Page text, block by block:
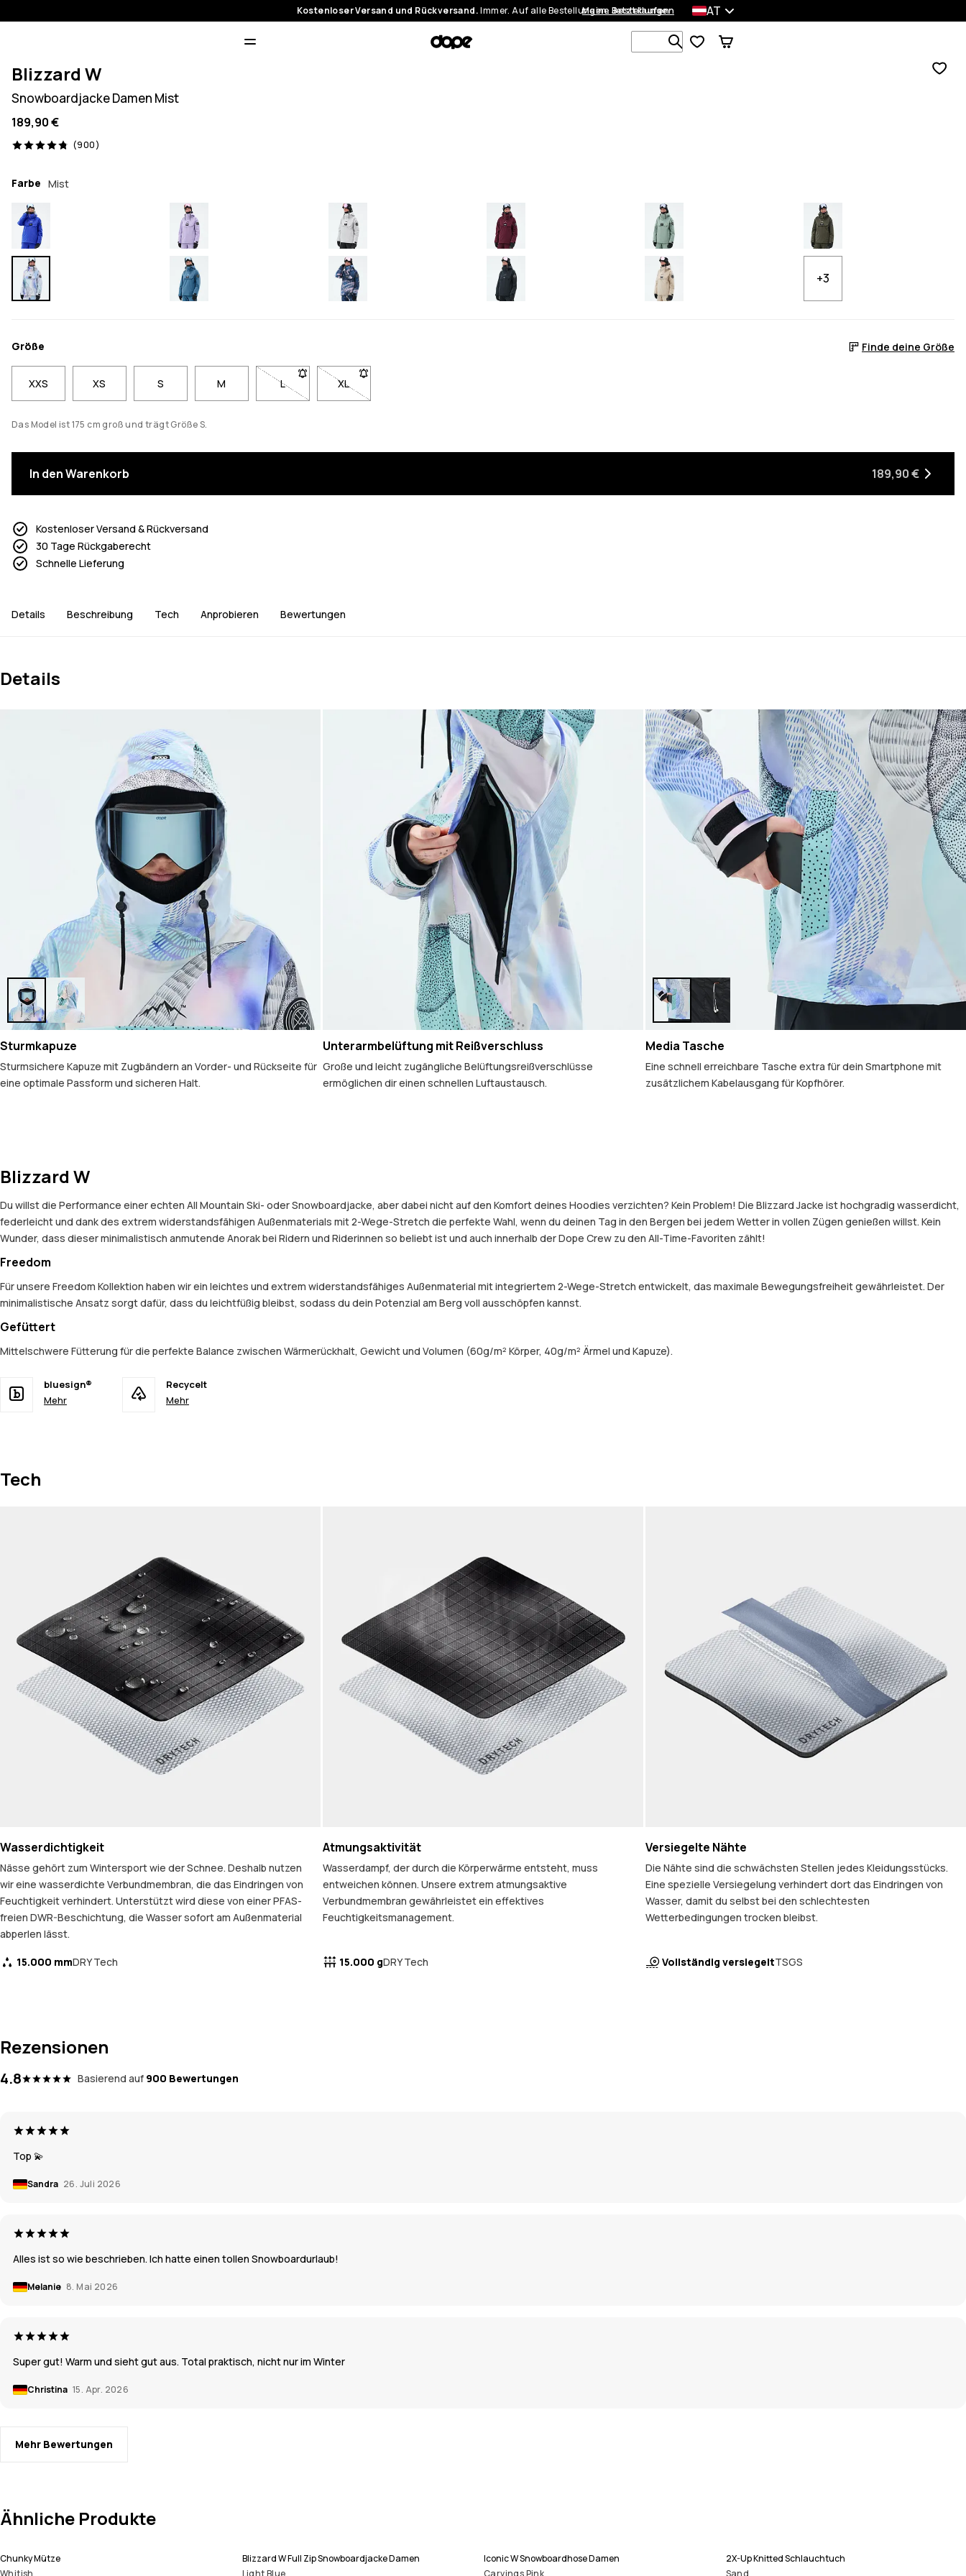
Kostenloser Versand und Rückversand.Immer. Auf alle Bestellungen. Jetzt kaufen
Meine Bestellungen AT
Durchsuche 1 000+ Produkte
Blizzard W
Snowboardjacke Damen Mist
189,90 €
(900)
900 Reviews, 4.8/5
Farbe Mist
+3
Größe Finde deine Größe
XXS XS S M L- Größe L nicht verfügbar. Klicke, um benachrichtigt zu werden, wenn sie wieder auf Lager ist
XL- Größe XL nicht verfügbar. Klicke, um benachrichtigt zu werden, wenn sie wieder auf Lager ist
Das Model ist 175 cm groß und trägt Größe S.
In den Warenkorb 189,90 €
Kostenloser Versand & Rückversand
30 Tage Rückgaberecht
Schnelle Lieferung
Details Beschreibung Tech Anprobieren Bewertungen
Details
Sturmkapuze
Sturmsichere Kapuze mit Zugbändern an Vorder- und Rückseite für
eine optimale Passform und sicheren Halt.
Unterarmbelüftung mit Reißverschluss
Große und leicht zugängliche Belüftungsreißverschlüsse
ermöglichen dir einen schnellen Luftaustausch.
Media Tasche
Eine schnell erreichbare Tasche extra für dein Smartphone mit
zusätzlichem Kabelausgang für Kopfhörer.
Blizzard W
Du willst die Performance einer echten All Mountain Ski- oder Snowboardjacke, aber dabei nicht auf den Komfort deines Hoodies verzichten? Kein Problem! Die Blizzard Jacke ist hochgradig wasserdicht,
federleicht und dank des extrem widerstandsfähigen Außenmaterials mit 2-Wege-Stretch die perfekte Wahl, wenn du deinen Tag in den Bergen bei jedem Wetter in vollen Zügen genießen willst. Kein
Wunder, dass dieser minimalistisch anmutende Anorak bei Ridern und Riderinnen so beliebt ist und auch innerhalb der Dope Crew zu den All-Time-Favoriten zählt!
Freedom
Für unsere Freedom Kollektion haben wir ein leichtes und extrem widerstandsfähiges Außenmaterial mit integriertem 2-Wege-Stretch entwickelt, das maximale Bewegungsfreiheit gewährleistet. Der
minimalistische Ansatz sorgt dafür, dass du leichtfüßig bleibst, sodass du dein Potenzial am Berg voll ausschöpfen kannst.
Gefüttert
Mittelschwere Fütterung für die perfekte Balance zwischen Wärmerückhalt, Gewicht und Volumen (60g/m² Körper, 40g/m² Ärmel und Kapuze).
bluesign®
Mehr
Recycelt
Mehr
Tech
Wasserdichtigkeit
Nässe gehört zum Wintersport wie der Schnee. Deshalb nutzen
wir eine wasserdichte Verbundmembran, die das Eindringen von
Feuchtigkeit verhindert. Unterstützt wird diese von einer PFAS-
freien DWR-Beschichtung, die Wasser sofort am Außenmaterial
abperlen lässt.
15.000 mmDRY Tech
Atmungsaktivität
Wasserdampf, der durch die Körperwärme entsteht, muss
entweichen können. Unsere extrem atmungsaktive
Verbundmembran gewährleistet ein effektives
Feuchtigkeitsmanagement.
15.000 gDRY Tech
Versiegelte Nähte
Die Nähte sind die schwächsten Stellen jedes Kleidungsstücks.
Eine spezielle Versiegelung verhindert dort das Eindringen von
Wasser, damit du selbst bei den schlechtesten
Wetterbedingungen trocken bleibst.
Vollständig versiegeltTSGS
Rezensionen
4.8 Basierend auf 900 Bewertungen
Top 💫
Sandra 26. Juli 2026
Alles ist so wie beschrieben. Ich hatte einen tollen Snowboardurlaub!
Melanie 8. Mai 2026
Super gut! Warm und sieht gut aus. Total praktisch, nicht nur im Winter
Christina 15. Apr. 2026
Mehr Bewertungen
Ähnliche Produkte
Chunky Mütze
Whitish
Blizzard W Full Zip Snowboardjacke Damen
Light Blue
Iconic W Snowboardhose Damen
Carvings Pink
2X-Up Knitted Schlauchtuch
Sand